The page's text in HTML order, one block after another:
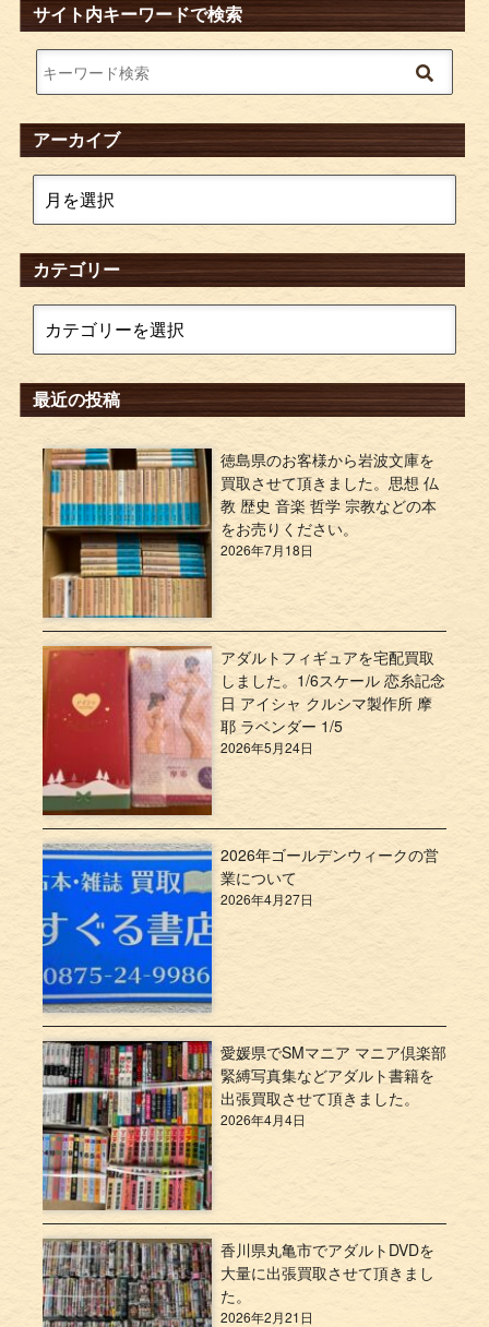
サイト内キーワードで検索
アーカイブ
カテゴリー
最近の投稿
徳島県のお客様から岩波文庫を
買取させて頂きました。思想 仏
教 歴史 音楽 哲学 宗教などの本
をお売りください。
2026年7月18日
アダルトフィギュアを宅配買取
しました。1/6スケール 恋糸記念
日 アイシャ クルシマ製作所 摩
耶 ラベンダー 1/5
2026年5月24日
2026年ゴールデンウィークの営
業について
2026年4月27日
愛媛県でSMマニア マニア倶楽部
緊縛写真集などアダルト書籍を
出張買取させて頂きました。
2026年4月4日
香川県丸亀市でアダルトDVDを
大量に出張買取させて頂きまし
た。
2026年2月21日